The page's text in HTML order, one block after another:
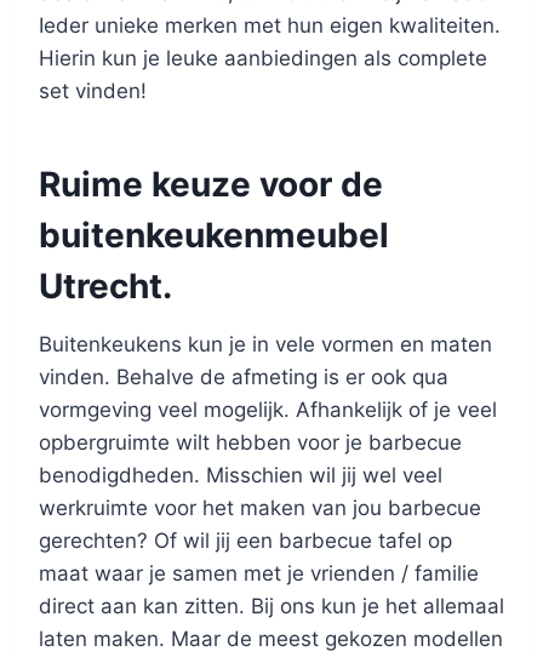
Ieder unieke merken met hun eigen kwaliteiten.
Hierin kun je leuke aanbiedingen als complete
set vinden!
Ruime keuze voor de
buitenkeukenmeubel
Utrecht.
Buitenkeukens kun je in vele vormen en maten
vinden. Behalve de afmeting is er ook qua
vormgeving veel mogelijk. Afhankelijk of je veel
opbergruimte wilt hebben voor je barbecue
benodigdheden. Misschien wil jij wel veel
werkruimte voor het maken van jou barbecue
gerechten? Of wil jij een barbecue tafel op
maat waar je samen met je vrienden / familie
direct aan kan zitten. Bij ons kun je het allemaal
laten maken. Maar de meest gekozen modellen